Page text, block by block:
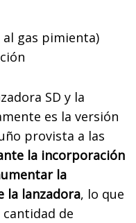
gas pimienta)
SD y la
es la versión
provista a las
la incorporación
la
la lanzadora, lo que
de